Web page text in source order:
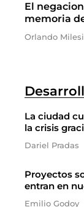
El
memoria
Orlando Milesi
La ciudad
la crisis
Dariel Pradas
Proyectos
entran en
Emilio Godoy